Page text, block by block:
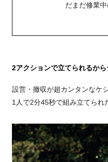
だまだ修業中
2アクションで立てられるか
設営・撤収が超カンタンなケ
1人で2分45秒で組み立てられ